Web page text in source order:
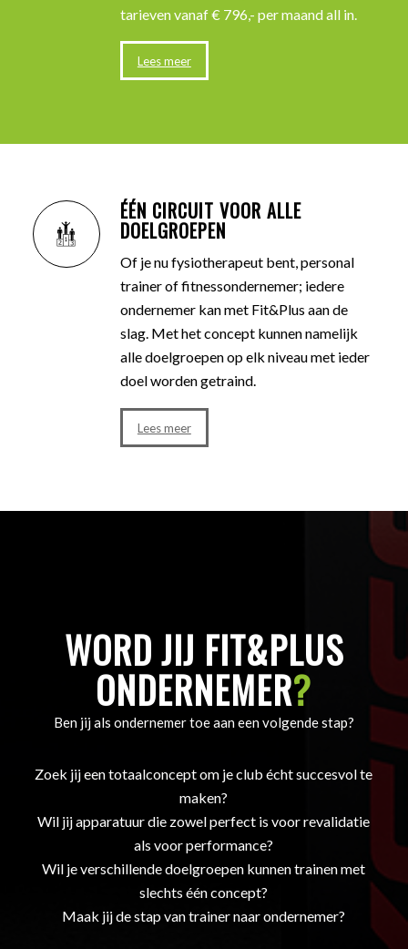
tarieven vanaf € 796,- per maand all in.
Lees meer
ÉÉN CIRCUIT VOOR ALLE
DOELGROEPEN
Of je nu fysiotherapeut bent, personal
trainer of fitnessondernemer; iedere
ondernemer kan met Fit&Plus aan de
slag. Met het concept kunnen namelijk
alle doelgroepen op elk niveau met ieder
doel worden getraind.
Lees meer
WORD JIJ FIT&PLUS
ONDERNEMER?
Ben jij als ondernemer toe aan een volgende stap?
Zoek jij een totaalconcept om je club écht succesvol te
maken?
Wil jij apparatuur die zowel perfect is voor revalidatie
als voor performance?
Wil je verschillende doelgroepen kunnen trainen met
slechts één concept?
Maak jij de stap van trainer naar ondernemer?